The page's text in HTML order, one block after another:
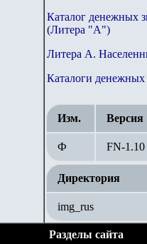
Каталог денежных
(Литера "А")
Литера А.
Каталоги денежных
Изм. Версия
Ф FN-1.10
Директория
img_rus
Разделы сайта